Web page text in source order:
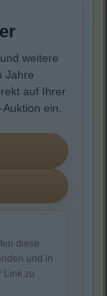
weitere
Jahre
auf Ihrer
ein.
diese
und in
Link zu